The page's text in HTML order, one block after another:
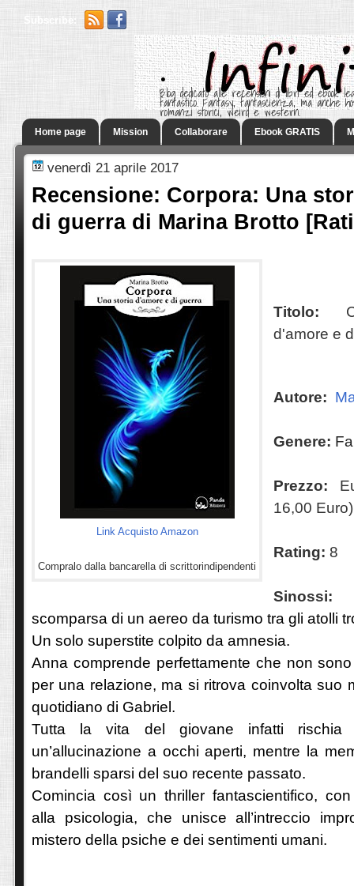
Subscribe:
.
Blog dedicato alle recensioni di libri ed ebook
fantastico. Fantasy, fantascienza, ma anche
romanzi storici, weird e western.
Home page Mission Collaborare Ebook GRATIS
venerdì 21 aprile 2017
Recensione: Corpora: Una
di guerra di Marina Brotto
Link Acquisto Amazon
Compralo dalla bancarella di scrittorindipendenti
Titolo:
d'amore e
Autore:
Genere:
Prezzo:
16,00 Euro)
Rating: 8
scomparsa di un aereo da turismo tra gli atolli
Un solo superstite colpito da amnesia.
Anna comprende perfettamente che non
per una relazione, ma si ritrova coinvolta suo
quotidiano di Gabriel.
Tutta la vita del giovane infatti rischia
un’allucinazione a occhi aperti, mentre la
brandelli sparsi del suo recente passato.
Comincia così un thriller fantascientifico,
alla psicologia, che unisce all’intreccio
mistero della psiche e dei sentimenti umani.